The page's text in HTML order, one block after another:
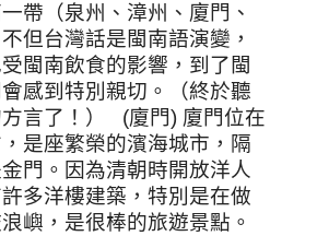
帶（泉州、漳州、廈門、
但台灣話是閩南語演變，
閩南飲食的影響，到了閩
感到特別親切。（終於聽
言了！） (廈門) 廈門位在
是座繁榮的濱海城市，隔
門。因為清朝時開放洋人
多洋樓建築，特別是在做
嶼，是很棒的旅遊景點。